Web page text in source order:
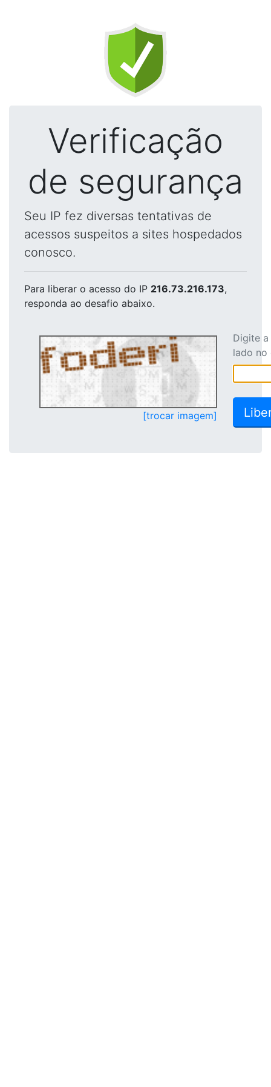
Verificação
de segurança
Seu IP fez diversas tentativas de
acessos suspeitos a sites hospedados
conosco.
Para liberar o acesso do IP 216.73.216.173,
responda ao desafio abaixo.
[trocar imagem]
Digite
lado no